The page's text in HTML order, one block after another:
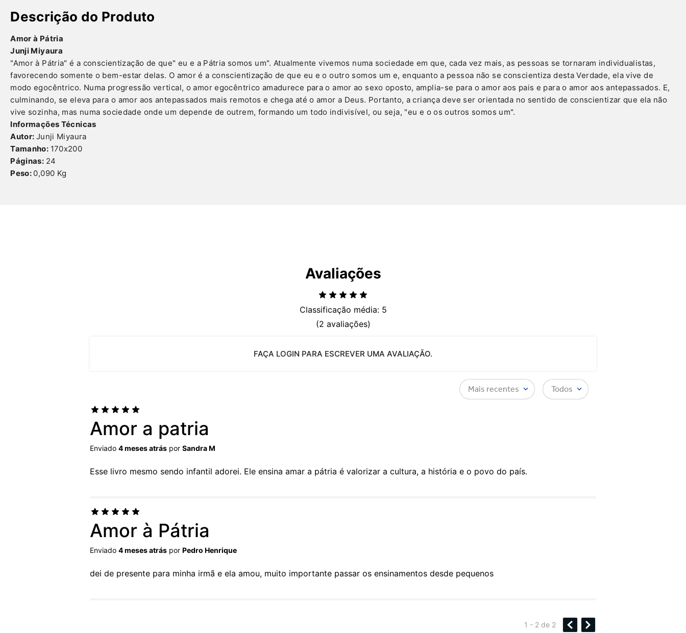
Descrição do Produto
Amor à Pátria
Junji Miyaura
"Amor à Pátria" é a conscientização de que" eu e a Pátria somos um". Atualmente vivemos numa sociedade em que, cada vez mais, as pessoas se tornaram individualistas,
favorecendo somente o bem-estar delas. O amor é a conscientização de que eu e o outro somos um e, enquanto a pessoa não se conscientiza desta Verdade, ela vive de
modo egocêntrico. Numa progressão vertical, o amor egocêntrico amadurece para o amor ao sexo oposto, amplia-se para o amor aos pais e para o amor aos antepassados. E,
culminando, se eleva para o amor aos antepassados mais remotos e chega até o amor a Deus. Portanto, a criança deve ser orientada no sentido de conscientizar que ela não
vive sozinha, mas numa sociedade onde um depende de outrem, formando um todo indivisível, ou seja, "eu e o os outros somos um".
Informações Técnicas
Autor: Junji Miyaura
Tamanho: 170x200
Páginas: 24
Peso: 0,090 Kg
Avaliações
Classificação média: 5
(2 avaliações)
FAÇA LOGIN PARA ESCREVER UMA AVALIAÇÃO.
Mais recentes Todos
Amor a patria
Enviado 4 meses atrás por Sandra M
Esse livro mesmo sendo infantil adorei. Ele ensina amar a pátria é valorizar a cultura, a história e o povo do país.
Amor à Pátria
Enviado 4 meses atrás por Pedro Henrique
dei de presente para minha irmã e ela amou, muito importante passar os ensinamentos desde pequenos
1 - 2de 2